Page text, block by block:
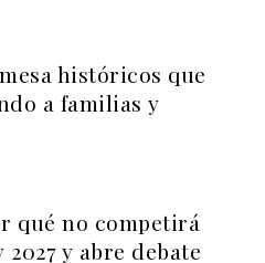
históricos que
a familias y
qué no competirá
2027 y abre debate